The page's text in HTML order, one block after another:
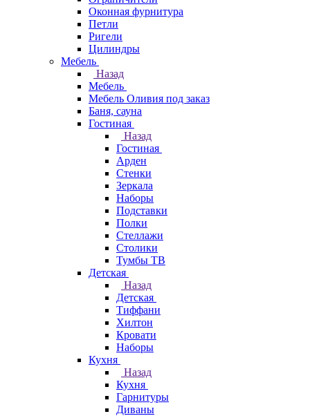
Оконная фурнитура
Петли
Ригели
Цилиндры
Мебель
Назад
Мебель
Мебель Оливия под заказ
Баня, сауна
Гостиная
Назад
Гостиная
Арден
Стенки
Зеркала
Наборы
Подставки
Полки
Стеллажи
Столики
Тумбы ТВ
Детская
Назад
Детская
Тиффани
Хилтон
Кровати
Наборы
Кухня
Назад
Кухня
Гарнитуры
Диваны